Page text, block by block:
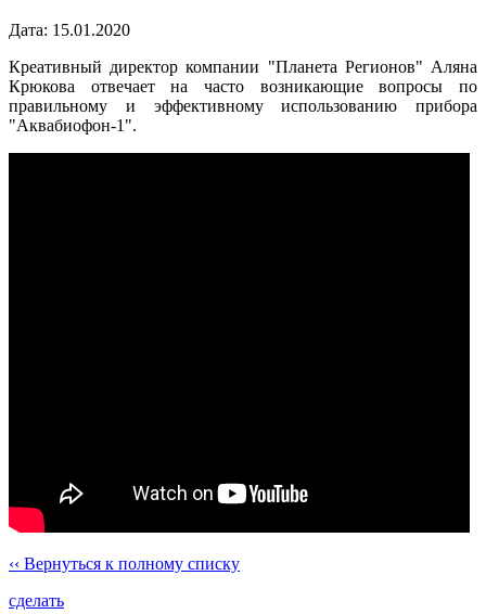
Дaта: 15.01.2020
Креативный директор компании "Планета Регионов" Аляна
Крюкова отвечает на часто возникающие вопросы по
правильному и эффективному использованию прибора
"Аквабиофон-1".
‹‹ Вернуться к полному списку
сделать